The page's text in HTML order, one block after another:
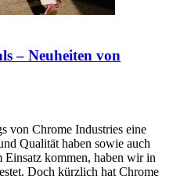
– Neuheiten von
von Chrome Industries eine
Qualität haben sowie auch
kommen, haben wir in
Doch kürzlich hat Chrome